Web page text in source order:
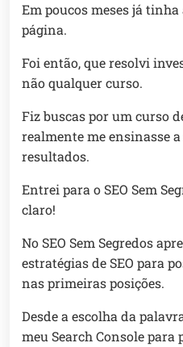
Em poucos meses já
página.
Foi então, que resolvi
não qualquer curso.
Fiz buscas por um curso
realmente me ensinasse
resultados.
Entrei para o SEO Sem
claro!
No SEO Sem Segredos
estratégias de SEO para
nas primeiras posições.
Desde a escolha da
meu Search Console